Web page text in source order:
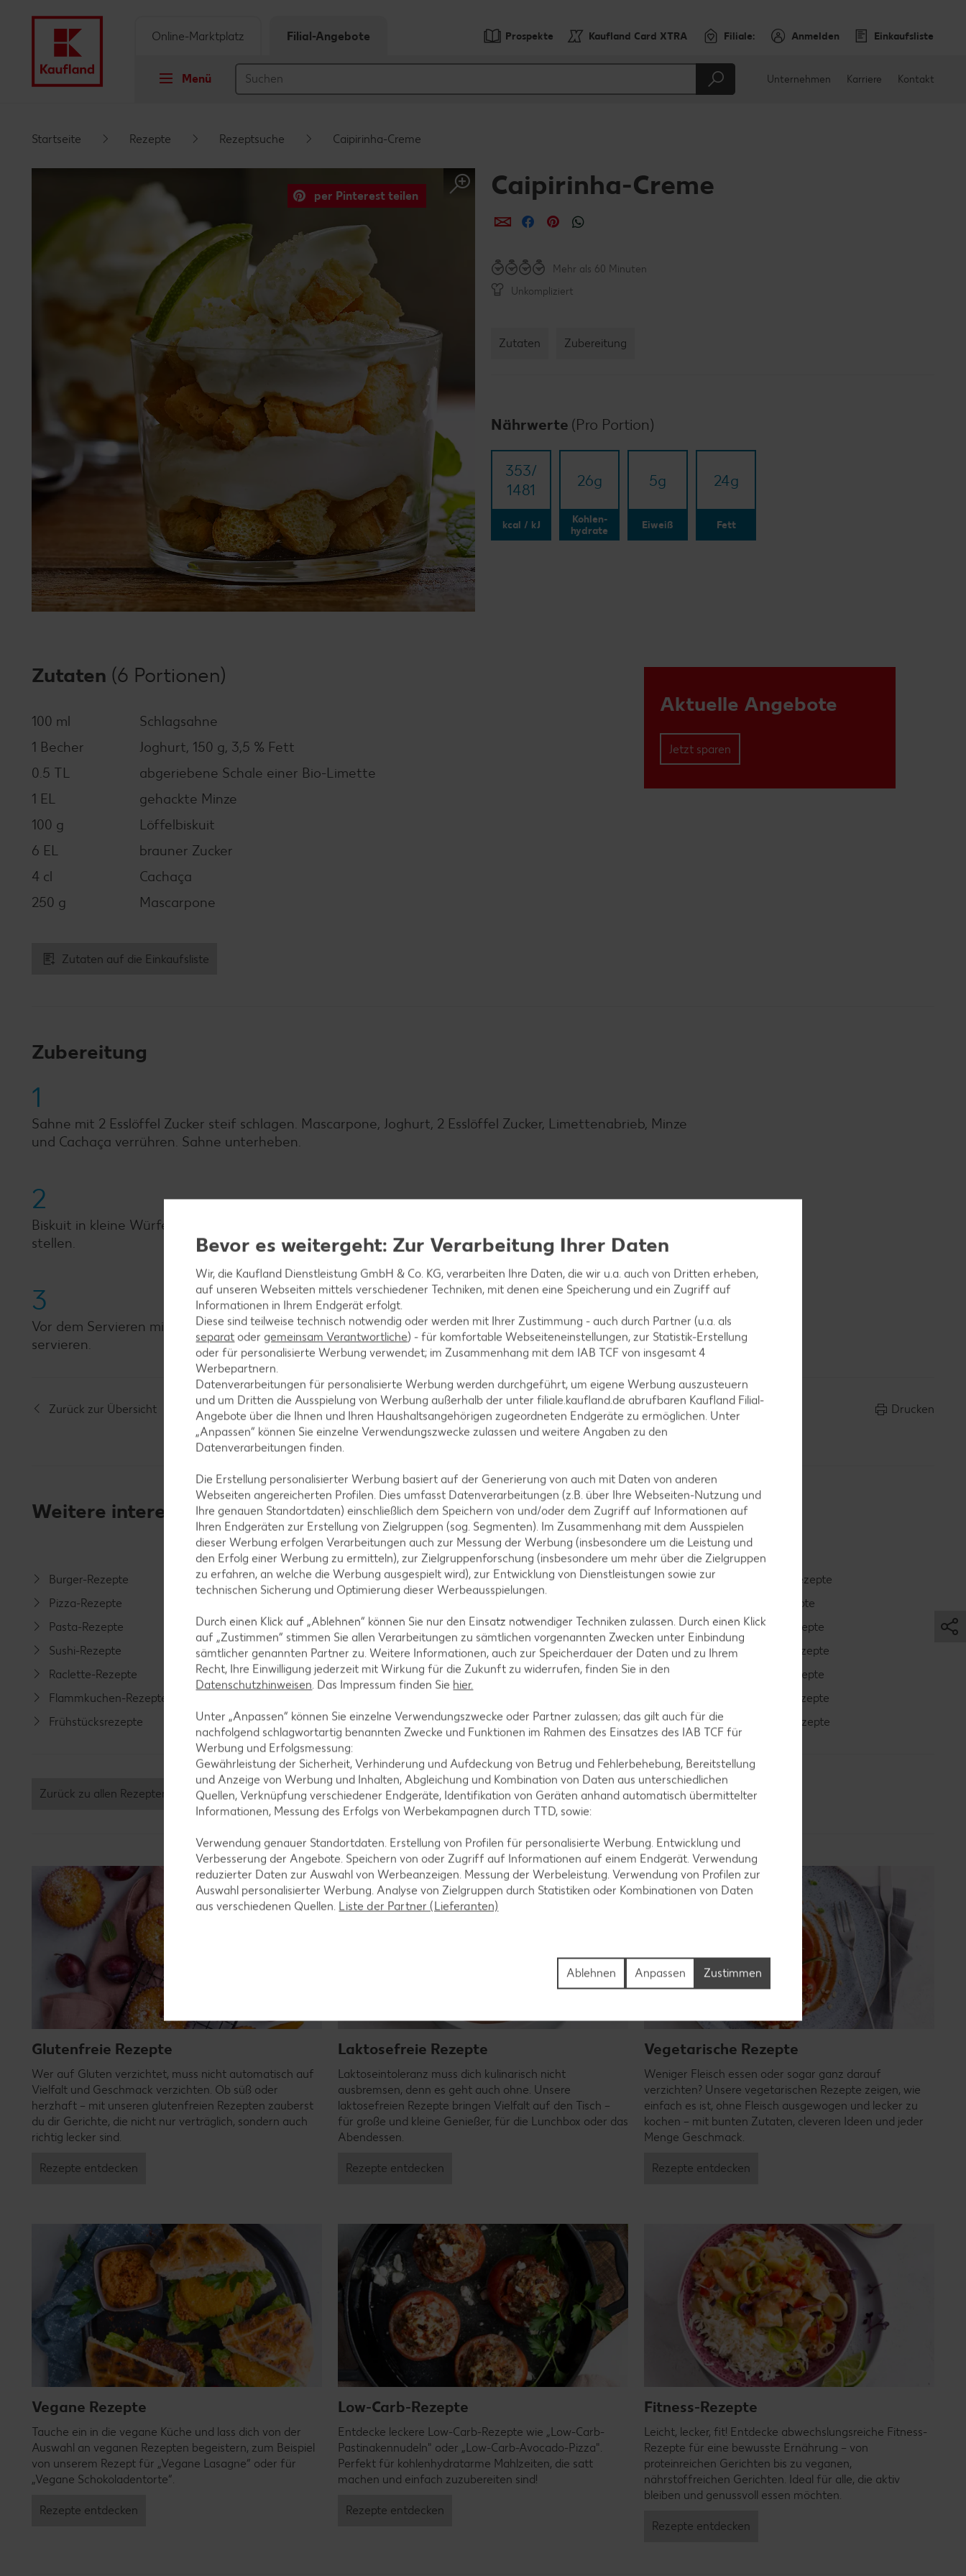
Prospekte Kaufland Card XTRA Filiale: Anmelden Einkaufsliste
Menü
Online-Marktplatz Filial-Angebote
Unternehmen Karriere Kontakt
Startseite Rezepte Rezeptsuche Caipirinha-Creme
per Pinterest teilen Caipirinha-Creme
per E-Mail teilen
per Facebook teilen
per Pinterest teilen
Mehr als 60 Minuten
Unkompliziert
Zutaten Zubereitung
Nährwerte (Pro Portion)
353/​
1481
kcal / kJ
26g
Kohlen-
hydrate
5g
Eiweiß
24g
Fett
Aktuelle Angebote
Jetzt sparen
Zutaten (6 Portionen)
100 ml
Schlagsahne
1 Becher
Joghurt, 150 g, 3,5 % Fett
0.5 TL
abgeriebene Schale einer Bio-Limette
1 EL
gehackte Minze
100 g
Löffelbiskuit
6 EL
brauner Zucker
4 cl
Cachaça
250 g
Mascarpone
Zutaten auf die Einkaufsliste
Zubereitung
1
Sahne mit 2 Esslöffel Zucker steif schlagen. Mascarpone, Joghurt, 2 Esslöffel Zucker, Limettenabrieb, Minze
und Cachaça verrühren. Sahne unterheben.
2
Biskuit in kleine Würfel schneiden, mit der Creme in Dessertgläschen schichten und circa 2 Stunden kalt
stellen.
3
Vor dem Servieren mit restlichem Zucker bestreuen und nach Wunsch mit Limettenscheiben garniert
servieren.
Zurück zur Übersicht Drucken
Weitere interessante Rezeptkategorien
Burger-Rezepte
Pizza-Rezepte
Pasta-Rezepte
Sushi-Rezepte
Raclette-Rezepte
Flammkuchen-Rezepte
Frühstücksrezepte
Salat-Rezepte
Fleisch-Rezepte
Fisch-Rezepte
Geflügel-Rezepte
Grill-Rezepte
Muffin-Rezepte
Schokokuchen-Rezepte
Torten-Rezepte
Eis-Rezepte
Plätzchen-Rezepte
Smoothie-Rezepte
Bowle-Rezepte
Cocktail-Rezepte
Avocado-Rezepte
Erdbeer-Rezepte
Blaubeer-Rezepte
Bananen-Rezepte
Zurück zu allen Rezepten
Glutenfreie Rezepte
Wer auf Gluten verzichtet, muss nicht automatisch auf
Vielfalt und Geschmack verzichten. Ob süß oder
herzhaft – mit unseren glutenfreien Rezepten zauberst
du dir Gerichte, die nicht nur verträglich, sondern auch
richtig lecker sind.
Rezepte entdecken
Laktosefreie Rezepte
Laktoseintoleranz muss dich kulinarisch nicht
ausbremsen, denn es geht auch ohne. Unsere
laktosefreien Rezepte bringen Vielfalt auf den Tisch –
für große und kleine Genießer, für die Lunchbox oder das
Abendessen.
Rezepte entdecken
Vegetarische Rezepte
Weniger Fleisch essen oder sogar ganz darauf
verzichten? Unsere vegetarischen Rezepte zeigen, wie
einfach es ist, ohne Fleisch ausgewogen und lecker zu
kochen – mit bunten Zutaten, cleveren Ideen und jeder
Menge Geschmack.
Rezepte entdecken
Vegane Rezepte
Tauche ein in die vegane Küche und lass dich von der
Auswahl an veganen Rezepten begeistern, zum Beispiel
von unserem Rezept für „Vegane Lasagne“ oder für
„Vegane Schokoladentorte“.
Rezepte entdecken
Low-Carb-Rezepte
Entdecke leckere Low-Carb-Rezepte wie „Low-Carb-
Pastinakennudeln" oder „Low-Carb-Avocado-Pizza".
Perfekt für kohlenhydratarme Mahlzeiten, die satt
machen und einfach zuzubereiten sind!
Rezepte entdecken
Fitness-Rezepte
Leicht, lecker, fit! Entdecke abwechslungsreiche Fitness-
Rezepte für eine bewusste Ernährung – von
proteinreichen Gerichten bis zu veganen,
nährstoffreichen Gerichten. Ideal für alle, die aktiv
bleiben und genussvoll essen möchten.
Rezepte entdecken
Bevor es weitergeht: Zur Verarbeitung Ihrer Daten
Wir, die Kaufland Dienstleistung GmbH & Co. KG, verarbeiten Ihre Daten, die wir u.a. auch von Dritten erheben,
auf unseren Webseiten mittels verschiedener Techniken, mit denen eine Speicherung und ein Zugriff auf
Informationen in Ihrem Endgerät erfolgt.
Diese sind teilweise technisch notwendig oder werden mit Ihrer Zustimmung - auch durch Partner (u.a. als
separat oder gemeinsam Verantwortliche) - für komfortable Webseiteneinstellungen, zur Statistik-Erstellung
oder für personalisierte Werbung verwendet; im Zusammenhang mit dem IAB TCF von insgesamt4
Werbepartnern.
Datenverarbeitungen für personalisierte Werbung werden durchgeführt, um eigene Werbung auszusteuern
und um Dritten die Ausspielung von Werbung außerhalb der unter filiale.kaufland.de abrufbaren Kaufland Filial-
Angebote über die Ihnen und Ihren Haushaltsangehörigen zugeordneten Endgeräte zu ermöglichen. Unter
„Anpassen“ können Sie einzelne Verwendungszwecke zulassen und weitere Angaben zu den
Datenverarbeitungen finden.
Die Erstellung personalisierter Werbung basiert auf der Generierung von auch mit Daten von anderen
Webseiten angereicherten Profilen. Dies umfasst Datenverarbeitungen (z.B. über Ihre Webseiten-Nutzung und
Ihre genauen Standortdaten) einschließlich dem Speichern von und/oder dem Zugriff auf Informationen auf
Ihren Endgeräten zur Erstellung von Zielgruppen (sog. Segmenten). Im Zusammenhang mit dem Ausspielen
dieser Werbung erfolgen Verarbeitungen auch zur Messung der Werbung (insbesondere um die Leistung und
den Erfolg einer Werbung zu ermitteln), zur Zielgruppenforschung (insbesondere um mehr über die Zielgruppen
zu erfahren, an welche die Werbung ausgespielt wird), zur Entwicklung von Dienstleistungen sowie zur
technischen Sicherung und Optimierung dieser Werbeausspielungen.
Durch einen Klick auf „Ablehnen“ können Sie nur den Einsatz notwendiger Techniken zulassen. Durch einen Klick
auf „Zustimmen“ stimmen Sie allen Verarbeitungen zu sämtlichen vorgenannten Zwecken unter Einbindung
sämtlicher genannten Partner zu. Weitere Informationen, auch zur Speicherdauer der Daten und zu Ihrem
Recht, Ihre Einwilligung jederzeit mit Wirkung für die Zukunft zu widerrufen, finden Sie in den
Datenschutzhinweisen. Das Impressum finden Sie hier.
Unter „Anpassen“ können Sie einzelne Verwendungszwecke oder Partner zulassen; das gilt auch für die
nachfolgend schlagwortartig benannten Zwecke und Funktionen im Rahmen des Einsatzes des IAB TCF für
Werbung und Erfolgsmessung:
Gewährleistung der Sicherheit, Verhinderung und Aufdeckung von Betrug und Fehlerbehebung, Bereitstellung
und Anzeige von Werbung und Inhalten, Abgleichung und Kombination von Daten aus unterschiedlichen
Quellen, Verknüpfung verschiedener Endgeräte, Identifikation von Geräten anhand automatisch übermittelter
Informationen, Messung des Erfolgs von Werbekampagnen durch TTD, sowie:
Verwendung genauer Standortdaten. Erstellung von Profilen für personalisierte Werbung. Entwicklung und
Verbesserung der Angebote. Speichern von oder Zugriff auf Informationen auf einem Endgerät. Verwendung
reduzierter Daten zur Auswahl von Werbeanzeigen. Messung der Werbeleistung. Verwendung von Profilen zur
Auswahl personalisierter Werbung. Analyse von Zielgruppen durch Statistiken oder Kombinationen von Daten
aus verschiedenen Quellen. Liste der Partner (Lieferanten)
Zustimmen
Anpassen
Ablehnen